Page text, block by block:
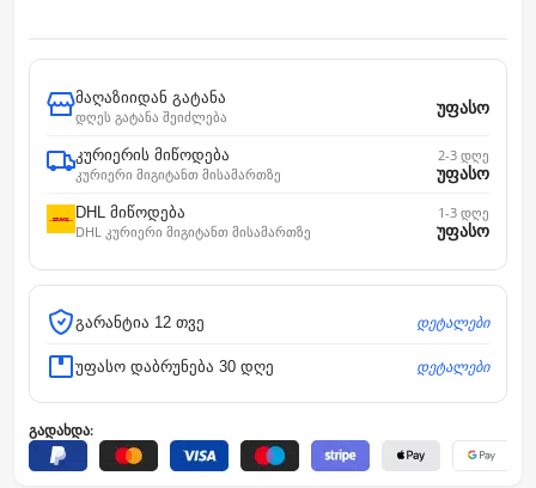
მაღაზიიდან გატანა
დღეს გატანა შეიძლება
უფასო
კურიერის მიწოდება
კურიერი მიგიტანთ მისამართზე
2-3 დღე
უფასო
DHL მიწოდება
DHL კურიერი მიგიტანთ მისამართზე
1-3 დღე
უფასო
გარანტია 12 თვე დეტალები
უფასო დაბრუნება 30 დღე დეტალები
გადახდა: